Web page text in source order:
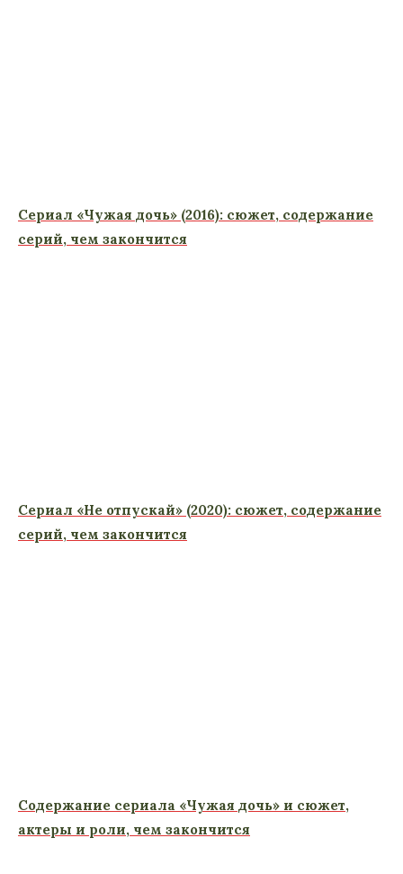
Сериал «Чужая дочь» (2016): сюжет, содержание
серий, чем закончится
Сериал «Не отпускай» (2020): сюжет, содержание
серий, чем закончится
Содержание сериала «Чужая дочь» и сюжет,
актеры и роли, чем закончится